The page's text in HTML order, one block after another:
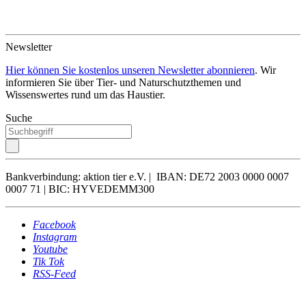
Newsletter
Hier können Sie kostenlos unseren Newsletter abonnieren. Wir
informieren Sie über Tier- und Naturschutzthemen und
Wissenswertes rund um das Haustier.
Suche
Bankverbindung: aktion tier e.V. | IBAN: DE72 2003 0000 0007
0007 71 | BIC: HYVEDEMM300
Facebook
Instagram
Youtube
Tik Tok
RSS-Feed